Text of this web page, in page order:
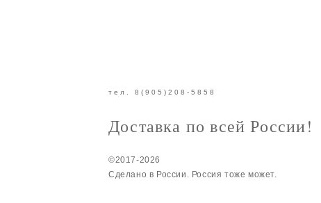
тел. 8(905)208-5858
Доставка по всей России!
©2017-2026
Сделано в России. Россия тоже может.